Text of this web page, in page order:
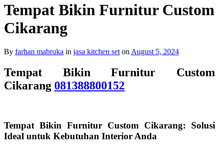
Tempat Bikin Furnitur Custom
Cikarang
By farhan mabruka in jasa kitchen set on August 5, 2024
Tempat Bikin Furnitur Custom
Cikarang 081388800152
Tempat Bikin Furnitur Custom Cikarang: Solusi
Ideal untuk Kebutuhan Interior Anda